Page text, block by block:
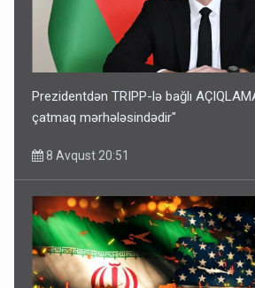
Prezidentdən TRIPP-lə bağlı
çatmaq mərhələsindədir"
8 Avqust 20:51